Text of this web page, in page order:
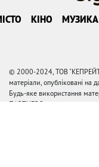
КІНО МУЗИКА
© 2000-2024, ТОВ "КЕПРЕЙТ
матеріали, опубліковані
Будь-яке використання
ПАРТНЕРС» заборонено.